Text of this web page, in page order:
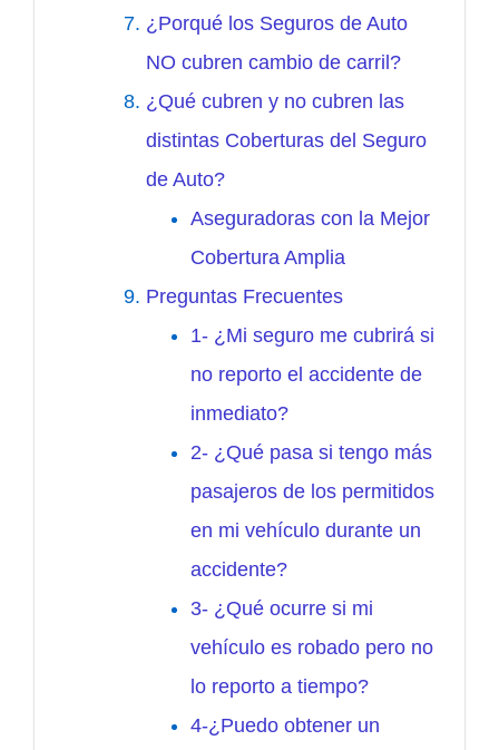
¿Porqué los Seguros de Auto
NO cubren cambio de carril?
¿Qué cubren y no cubren las
distintas Coberturas del Seguro
de Auto?
Aseguradoras con la Mejor
Cobertura Amplia
Preguntas Frecuentes
1- ¿Mi seguro me cubrirá si
no reporto el accidente de
inmediato?
2- ¿Qué pasa si tengo más
pasajeros de los permitidos
en mi vehículo durante un
accidente?
3- ¿Qué ocurre si mi
vehículo es robado pero no
lo reporto a tiempo?
4-¿Puedo obtener un